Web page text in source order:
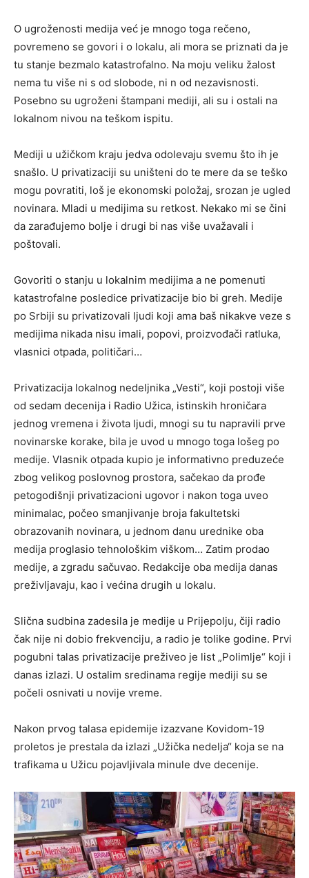
O ugroženosti medija već je mnogo toga rečeno,
povremeno se govori i o lokalu, ali mora se priznati da je
tu stanje bezmalo katastrofalno. Na moju veliku žalost
nema tu više ni s od slobode, ni n od nezavisnosti.
Posebno su ugroženi štampani mediji, ali su i ostali na
lokalnom nivou na teškom ispitu.
Mediji u užičkom kraju jedva odolevaju svemu što ih je
snašlo. U privatizaciji su uništeni do te mere da se teško
mogu povratiti, loš je ekonomski položaj, srozan je ugled
novinara. Mladi u medijima su retkost. Nekako mi se čini
da zarađujemo bolje i drugi bi nas više uvažavali i
poštovali.
Govoriti o stanju u lokalnim medijima a ne pomenuti
katastrofalne posledice privatizacije bio bi greh. Medije
po Srbiji su privatizovali ljudi koji ama baš nikakve veze s
medijima nikada nisu imali, popovi, proizvođači ratluka,
vlasnici otpada, političari…
Privatizacija lokalnog nedeljnika „Vesti“, koji postoji više
od sedam decenija i Radio Užica, istinskih hroničara
jednog vremena i života ljudi, mnogi su tu napravili prve
novinarske korake, bila je uvod u mnogo toga lošeg po
medije. Vlasnik otpada kupio je informativno preduzeće
zbog velikog poslovnog prostora, sačekao da prođe
petogodišnji privatizacioni ugovor i nakon toga uveo
minimalac, počeo smanjivanje broja fakultetski
obrazovanih novinara, u jednom danu urednike oba
medija proglasio tehnološkim viškom… Zatim prodao
medije, a zgradu sačuvao. Redakcije oba medija danas
preživljavaju, kao i većina drugih u lokalu.
Slična sudbina zadesila je medije u Prijepolju, čiji radio
čak nije ni dobio frekvenciju, a radio je tolike godine. Prvi
pogubni talas privatizacije preživeo je list „Polimlje“ koji i
danas izlazi. U ostalim sredinama regije mediji su se
počeli osnivati u novije vreme.
Nakon prvog talasa epidemije izazvane Kovidom-19
proletos je prestala da izlazi „Užička nedelja“ koja se na
trafikama u Užicu pojavljivala minule dve decenije.